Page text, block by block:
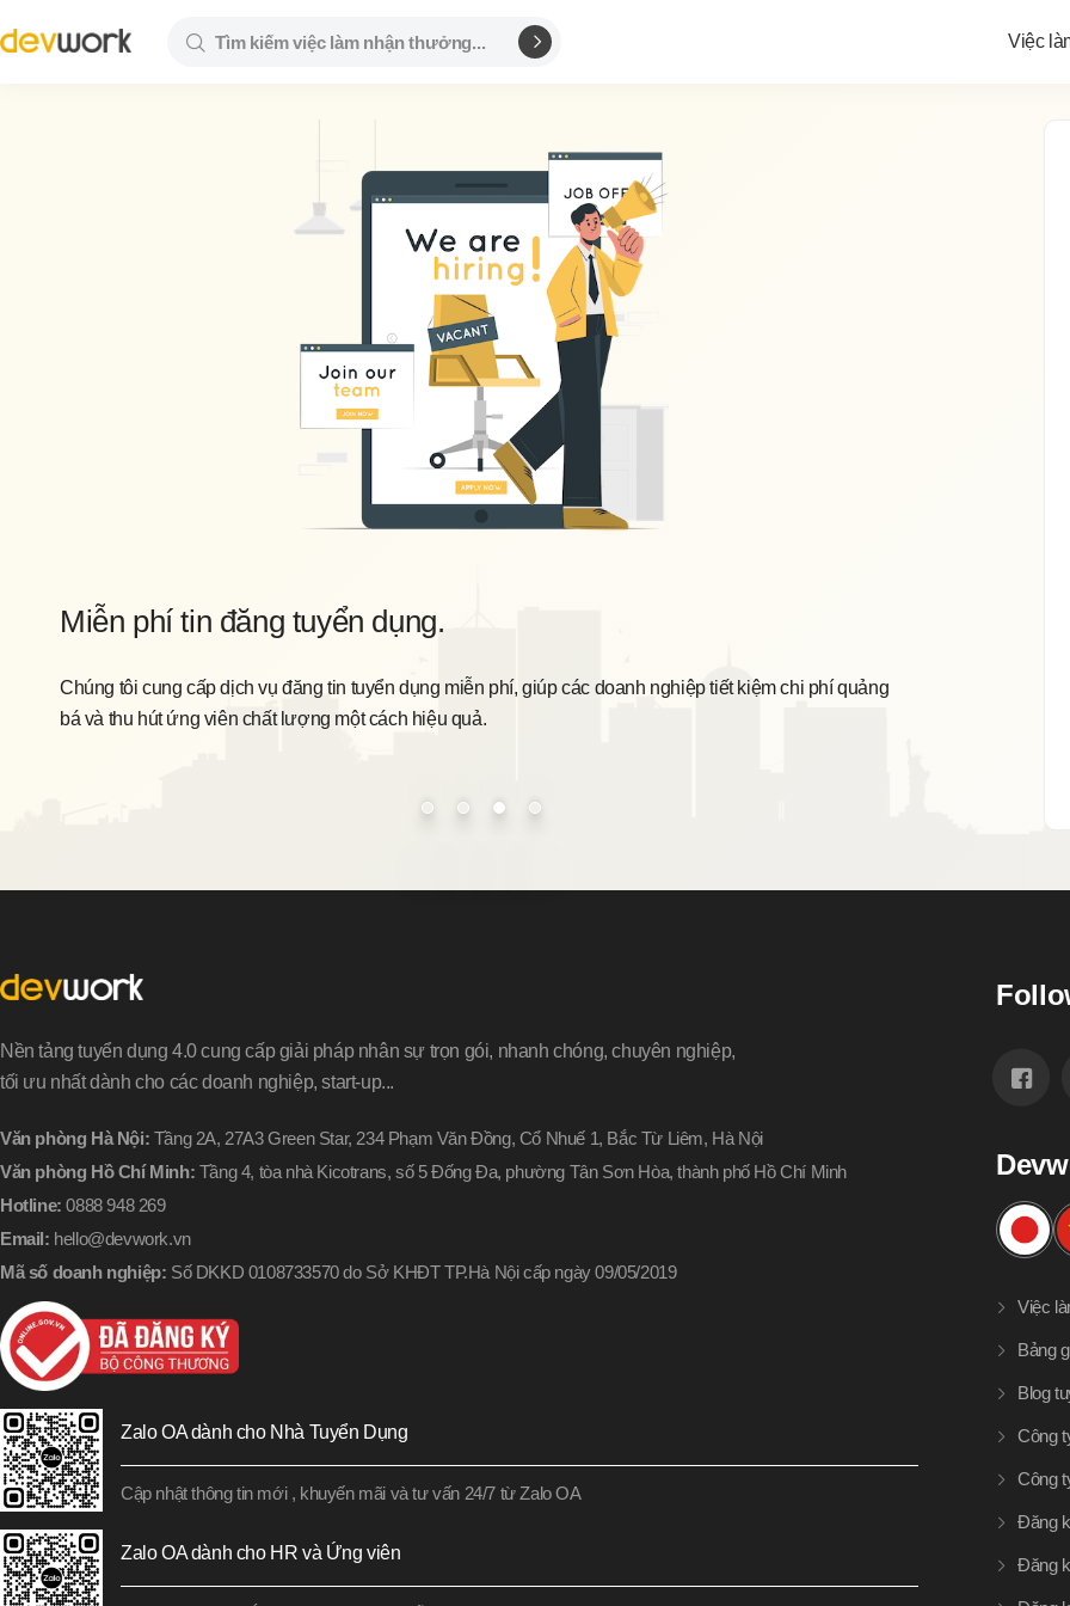
Việc
Miễn phí tin đăng tuyển dụng.
Chúng tôi cung cấp dịch vụ đăng tin tuyển dụng miễn phí, giúp các doanh nghiệp tiết kiệm chi phí quảng
bá và thu hút ứng viên chất lượng một cách hiệu quả.
tiết
Nền tảng tuyển dụng 4.0 cung cấp giải pháp nhân sự trọn gói, nhanh chóng, chuyên nghiệp,
tối ưu nhất dành cho các doanh nghiệp, start-up...
Văn phòng Hà Nội: Tầng 2A, 27A3 Green Star, 234 Phạm Văn Đồng, Cổ Nhuế 1, Bắc Từ Liêm, Hà Nội
Văn phòng Hồ Chí Minh: Tầng 4, tòa nhà Kicotrans, số 5 Đống Đa, phường Tân Sơn Hòa, thành phố Hồ Chí Minh
Hotline: 0888 948 269
Email: hello@devwork.vn
Mã số doanh nghiệp: Số DKKD 0108733570 do Sở KHĐT TP.Hà Nội cấp ngày 09/05/2019
Zalo OA dành cho Nhà Tuyển Dụng
Cập nhật thông tin mới , khuyến mãi và tư vấn 24/7 từ Zalo OA
Zalo OA dành cho HR và Ứng viên
Việc
Bảng
Blog
Công
Công
Đăng
Đăng